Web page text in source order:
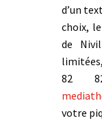
d’un
choix,
de
82
votre